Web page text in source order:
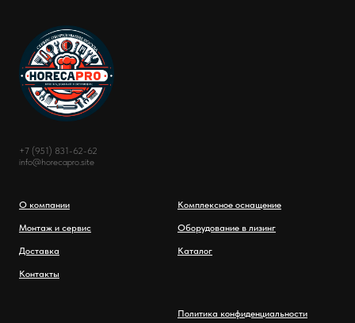
+7 (951) 831-62-62
info@horecapro.site
О компании
Монтаж и сервис
Доставка
Контакты
Комплексное оснащение
Оборудование в лизинг
Каталог
Политика конфиденциальности